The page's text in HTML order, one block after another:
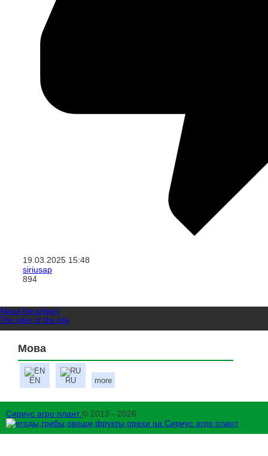
19.03.2025 15:48
siriusap
894
About the project
The rules of the site
Мова
EN RU more
Сириус агро плант© 2013 - 2026